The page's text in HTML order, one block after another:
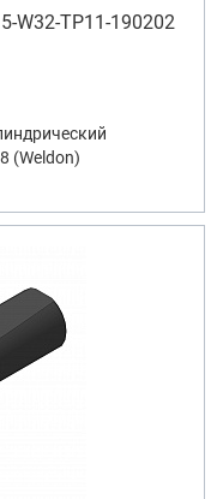
W32-TP11-190202
(Weldon)